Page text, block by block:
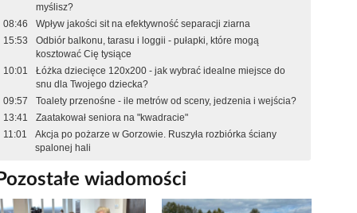
myślisz?
08:46
Wpływ jakości sit na efektywność separacji ziarna
15:53
Odbiór balkonu, tarasu i loggii - pułapki, które mogą
kosztować Cię tysiące
10:01
Łóżka dziecięce 120x200 - jak wybrać idealne miejsce do
snu dla Twojego dziecka?
09:57
Toalety przenośne - ile metrów od sceny, jedzenia i wejścia?
13:41
Zaatakował seniora na "kwadracie"
11:01
Akcja po pożarze w Gorzowie. Ruszyła rozbiórka ściany
spalonej hali
Pozostałe wiadomości